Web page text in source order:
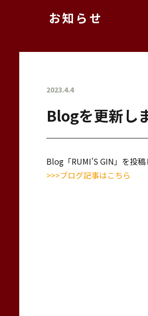
お知らせ
2023.4.4
Blogを更新し
Blog「RUMI’S GIN」を投
>>>ブログ記事はこちら